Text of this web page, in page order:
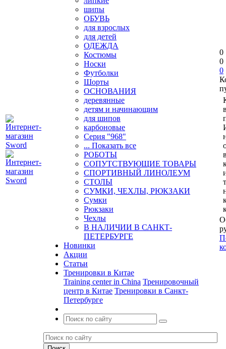
шипы
ОБУВЬ
для взрослых
для детей
ОДЕЖДА
Костюмы
Носки
Футболки
Шорты
ОСНОВАНИЯ
деревянные
детям и начинающим
для шипов
карбоновые
Серия "968"
... Показать все
РОБОТЫ
СОПУТСТВУЮЩИЕ ТОВАРЫ
СПОРТИВНЫЙ ЛИНОЛЕУМ
СТОЛЫ
СУМКИ, ЧЕХЛЫ, РЮКЗАКИ
Сумки
Рюкзаки
Чехлы
В НАЛИЧИИ В САНКТ-
ПЕТЕРБУРГЕ
Новинки
Акции
Статьи
Тренировки в Китае
Training center in China Тренировочный
центр в Китае Тренировки в Санкт-
Петербурге
0
0
0